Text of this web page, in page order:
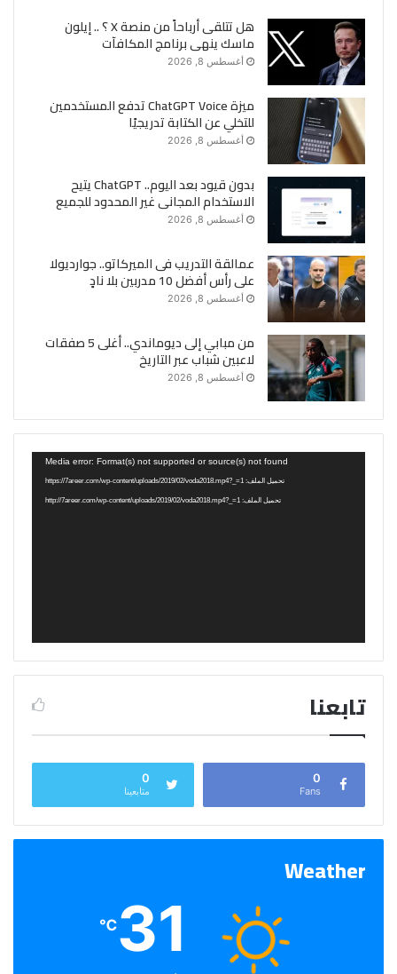
هل تتلقى أرباحاً من منصة X ؟ .. إيلون
ماسك ينهى برنامج المكافآت
أغسطس 8, 2026
ميزة ChatGPT Voice تدفع المستخدمين
للتخلي عن الكتابة تدريجيًا
أغسطس 8, 2026
بدون قيود بعد اليوم.. ChatGPT يتيح
الاستخدام المجانى غير المحدود للجميع
أغسطس 8, 2026
عمالقة التدريب فى الميركاتو.. جوارديولا
على رأس أفضل 10 مدربين بلا نادٍ
أغسطس 8, 2026
من مبابي إلى ديوماندي.. أغلى 5 صفقات
لاعبين شباب عبر التاريخ
أغسطس 8, 2026
Media error: Format(s) not supported or source(s) not found
تحميل الملف: https://7areer.com/wp-content/uploads/2019/02/voda2018.mp4?_=1
تحميل الملف: http://7areer.com/wp-content/uploads/2019/02/voda2018.mp4?_=1
تابعنا
0
Fans
0
متابعينا
Weather
31
℃